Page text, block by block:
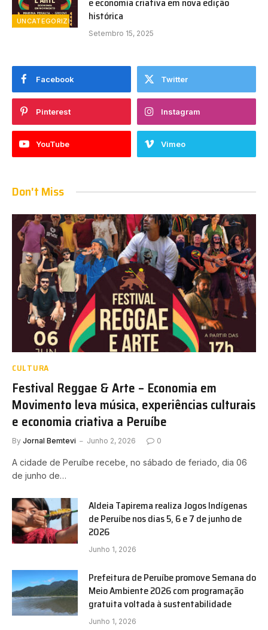
UNCATEGORIZED
histórica
Setembro 15, 2025
Facebook Twitter
Pinterest Instagram
YouTube Vimeo
Don't Miss
CULTURA
Festival Reggae & Arte – Economia em
Movimento leva música, experiências culturais
e economia criativa a Peruíbe
By Jornal Bemtevi Junho 2, 2026 0
A cidade de Peruíbe recebe, no sábado de feriado, dia 06
de junho de…
Aldeia Tapirema realiza Jogos Indígenas
de Peruíbe nos dias 5, 6 e 7 de junho de
2026
Junho 1, 2026
Prefeitura de Peruíbe promove Semana do
Meio Ambiente 2026 com programação
gratuita voltada à sustentabilidade
Junho 1, 2026